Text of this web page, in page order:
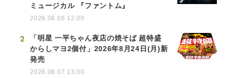
ミュージカル 『ファントム』
2026.08.06 12:00
2
「明星 一平ちゃん夜店の焼そば 超特盛
からしマヨ2個付」2026年8月24日(月)新
発売
2026.08.07 13:00